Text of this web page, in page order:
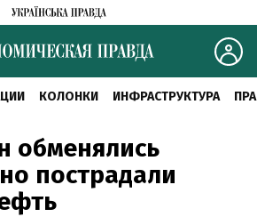
КОЛОНКИ ИНФРАСТРУКТУРА
обменялись
пострадали